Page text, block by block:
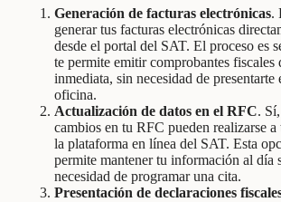
Generación de facturas electrónicas.
generar tus facturas electrónicas
desde el portal del SAT. El proceso es
te permite emitir comprobantes fiscales
inmediata, sin necesidad de presentarte
oficina.
Actualización de datos en el RFC.
cambios en tu RFC pueden realizarse a
la plataforma en línea del SAT. Esta
permite mantener tu información al día
necesidad de programar una cita.
Presentación de declaraciones